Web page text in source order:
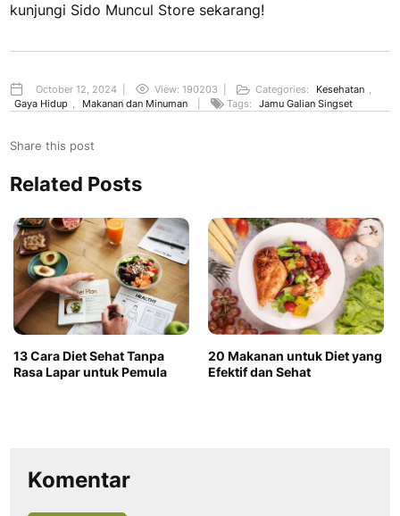
kunjungi Sido Muncul Store sekarang!
October 12, 2024 View: 190203 Categories: Kesehatan ,
Gaya Hidup
Makanan dan Minuman Tags: Jamu Galian Singset
Share this post
Related Posts
13 Cara Diet Sehat Tanpa
Rasa Lapar untuk Pemula
20 Makanan untuk Diet yang
Efektif dan Sehat
Komentar